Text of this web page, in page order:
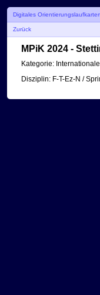
Digitales
Zurück
MPiK 2024 -
Kategorie:
Disziplin: F-T-Ez-N /